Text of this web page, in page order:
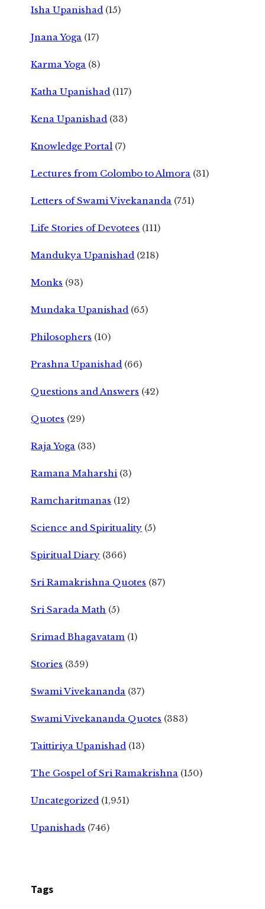
Isha Upanishad (15)
Jnana Yoga (17)
Karma Yoga (8)
Katha Upanishad (117)
Kena Upanishad (33)
Knowledge Portal (7)
Lectures from Colombo to Almora (31)
Letters of Swami Vivekananda (751)
Life Stories of Devotees (111)
Mandukya Upanishad (218)
Monks (93)
Mundaka Upanishad (65)
Philosophers (10)
Prashna Upanishad (66)
Questions and Answers (42)
Quotes (29)
Raja Yoga (33)
Ramana Maharshi (3)
Ramcharitmanas (12)
Science and Spirituality (5)
Spiritual Diary (366)
Sri Ramakrishna Quotes (87)
Sri Sarada Math (5)
Srimad Bhagavatam (1)
Stories (359)
Swami Vivekananda (37)
Swami Vivekananda Quotes (383)
Taittiriya Upanishad (13)
The Gospel of Sri Ramakrishna (150)
Uncategorized (1,951)
Upanishads (746)
Tags